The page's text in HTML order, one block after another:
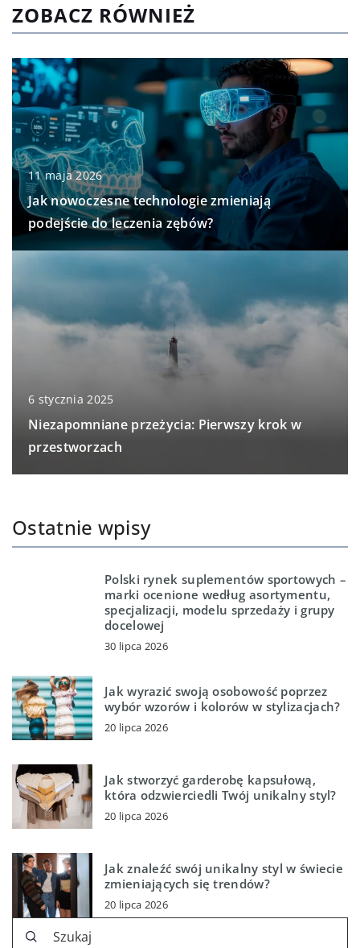
ZOBACZ RÓWNIEŻ
11 maja 2026
Jak nowoczesne technologie zmieniają
podejście do leczenia zębów?
6 stycznia 2025
Niezapomniane przeżycia: Pierwszy krok w
przestworzach
Ostatnie wpisy
Polski rynek suplementów sportowych –
marki ocenione według asortymentu,
specjalizacji, modelu sprzedaży i grupy
docelowej
30 lipca 2026
Jak wyrazić swoją osobowość poprzez
wybór wzorów i kolorów w stylizacjach?
20 lipca 2026
Jak stworzyć garderobę kapsułową,
która odzwierciedli Twój unikalny styl?
20 lipca 2026
Jak znaleźć swój unikalny styl w świecie
zmieniających się trendów?
20 lipca 2026